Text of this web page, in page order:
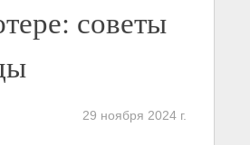
советы
29 ноября 2024 г.